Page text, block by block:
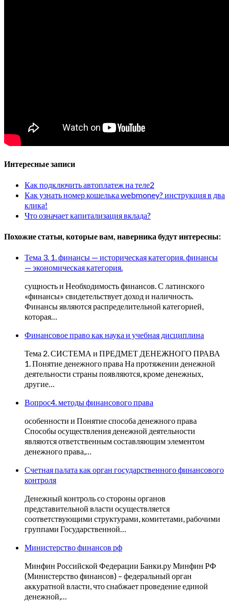
Интересные записи
Как подключить автоплатеж на теле2
Как узнать номер кошелька webmoney? инструкция в два
клика!
Что означает капитализация вклада?
Похожие статьи, которые вам, наверника будут интересны:
Тема 3. 1. финансы — историческая категория. финансы
— экономическая категория.
сущность и Необходимость финансов. С латинского
«финансы» свидетельствует доход и наличность.
Финансы являются распределительной категорией,
которая…
Финансовое право как наука и учебная дисциплина
Тема 2. СИСТЕМА и ПРЕДМЕТ ДЕНЕЖНОГО ПРАВА
1. Понятие денежного права На протяжении денежной
деятельности страны появляются, кроме денежных,
другие…
Вопрос4. методы финансового права
особенности и Понятие способа денежного права
Способы осуществления денежной деятельности
являются ответственным составляющим элементом
денежного права,…
Счетная палата как орган государственного финансового
контроля
Денежный контроль со стороны органов
представительной власти осуществляется
соответствующими структурами, комитетами, рабочими
группами Государственной…
Министерство финансов рф
Минфин Российской Федерации Банки.ру Минфин РФ
(Министерство финансов) – федеральный орган
аккуратной власти, что снабжает проведение единой
денежной,…